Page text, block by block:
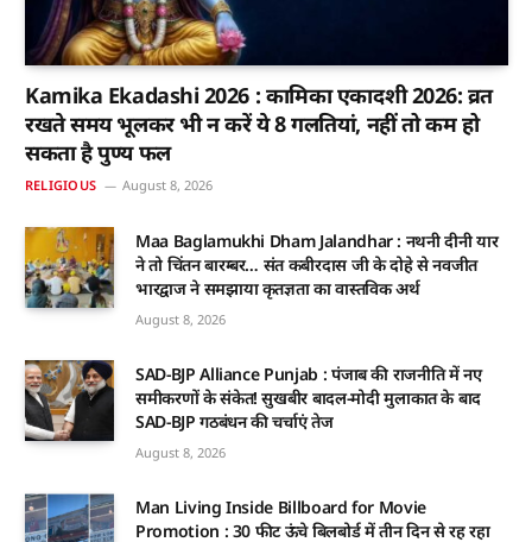
Kamika Ekadashi 2026 : कामिका एकादशी 2026: व्रत
रखते समय भूलकर भी न करें ये 8 गलतियां, नहीं तो कम हो
सकता है पुण्य फल
RELIGIOUS August 8, 2026
Maa Baglamukhi Dham Jalandhar : नथनी दीनी यार
ने तो चिंतन बारम्बर… संत कबीरदास जी के दोहे से नवजीत
भारद्वाज ने समझाया कृतज्ञता का वास्तविक अर्थ
August 8, 2026
SAD-BJP Alliance Punjab : पंजाब की राजनीति में नए
समीकरणों के संकेत! सुखबीर बादल-मोदी मुलाकात के बाद
SAD-BJP गठबंधन की चर्चाएं तेज
August 8, 2026
Man Living Inside Billboard for Movie
Promotion : 30 फीट ऊंचे बिलबोर्ड में तीन दिन से रह रहा